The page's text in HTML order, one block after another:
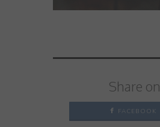
Share on
FACEBOOK